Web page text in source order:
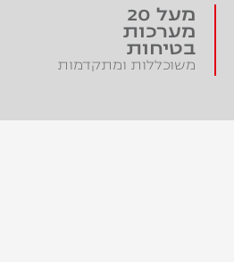
מעל 20
מערכות
בטיחות
משוכללות ומתקדמות